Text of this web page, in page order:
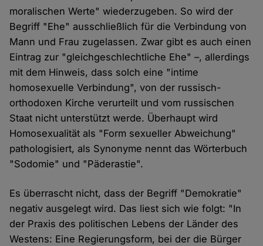
moralischen Werte" wiederzugeben. So wird der
Begriff "Ehe" ausschließlich für die Verbindung von
Mann und Frau zugelassen. Zwar gibt es auch einen
Eintrag zur "gleichgeschlechtliche Ehe" –, allerdings
mit dem Hinweis, dass solch eine "intime
homosexuelle Verbindung", von der russisch-
orthodoxen Kirche verurteilt und vom russischen
Staat nicht unterstützt werde. Überhaupt wird
Homosexualität als "Form sexueller Abweichung"
pathologisiert, als Synonyme nennt das Wörterbuch
"Sodomie" und "Päderastie".
Es überrascht nicht, dass der Begriff "Demokratie"
negativ ausgelegt wird. Das liest sich wie folgt: "In
der Praxis des politischen Lebens der Länder des
Westens: Eine Regierungsform, bei der die Bürger